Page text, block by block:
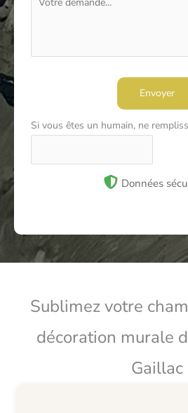
Envoyer
Si vous êtes un humain, ne
Données
Sublimez votre
décoration murale
Gaillac